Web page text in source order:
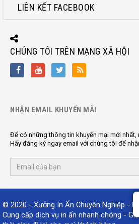
LIÊN KẾT FACEBOOK
CHÚNG TÔI TRÊN MẠNG XÃ HỘI
NHẬN EMAIL KHUYẾN MÃI
Để có những thông tin khuyến mại mới nhất,
Hãy đăng ký ngay email với chúng tôi để
© 2020 - Xưởng In Ấn Chuyên Nghiệp -
Cung cấp dịch vụ in ấn nhanh chóng -